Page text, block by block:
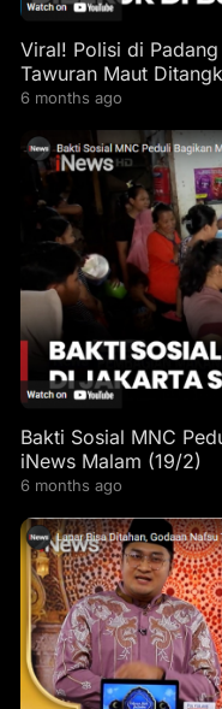
Viral! Polisi di
Tawuran Maut
6 months ago
Bakti Sosial MNC
iNews Malam (19/2)
6 months ago